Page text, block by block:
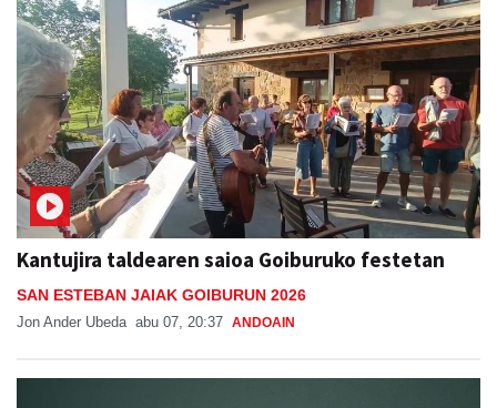
Kantujira taldearen saioa Goiburuko festetan
SAN ESTEBAN JAIAK GOIBURUN 2026
Jon Ander Ubeda abu 07, 20:37 ANDOAIN